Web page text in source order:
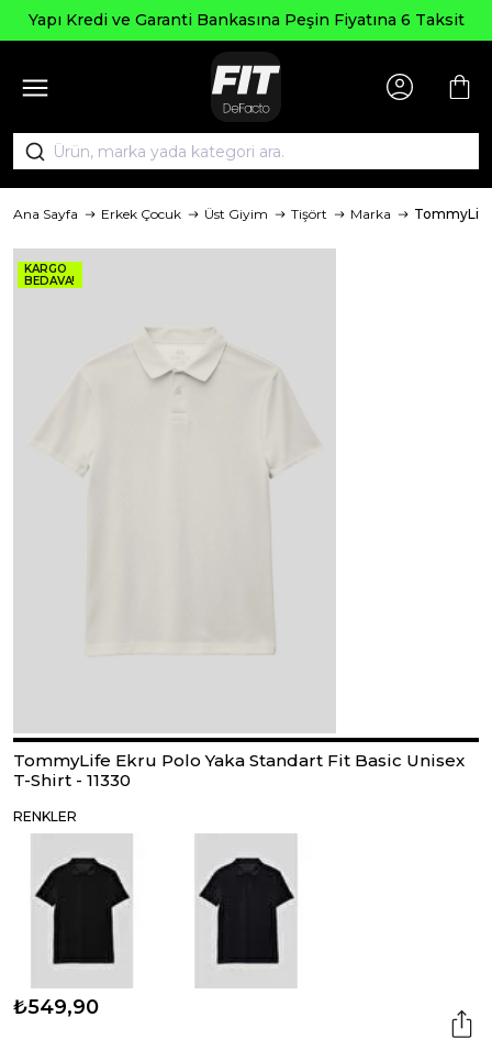
Yapı Kredi ve Garanti Bankasına Peşin Fiyatına 6 Taksit
Ana Sayfa Erkek Çocuk Üst Giyim Tişört Marka TommyLife
KARGO
BEDAVA!
TommyLife Ekru Polo Yaka Standart Fit Basic Unisex
T-Shirt - 11330
RENKLER
₺549,90